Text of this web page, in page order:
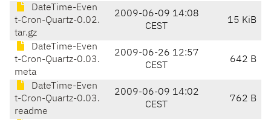
DateTime-Even
t-Cron-Quartz-0.02.
tar.gz
2009-06-09 14:08
CEST
15 KiB
DateTime-Even
t-Cron-Quartz-0.03.
meta
2009-06-26 12:57
CEST
642 B
DateTime-Even
t-Cron-Quartz-0.03.
readme
2009-06-09 14:02
CEST
762 B